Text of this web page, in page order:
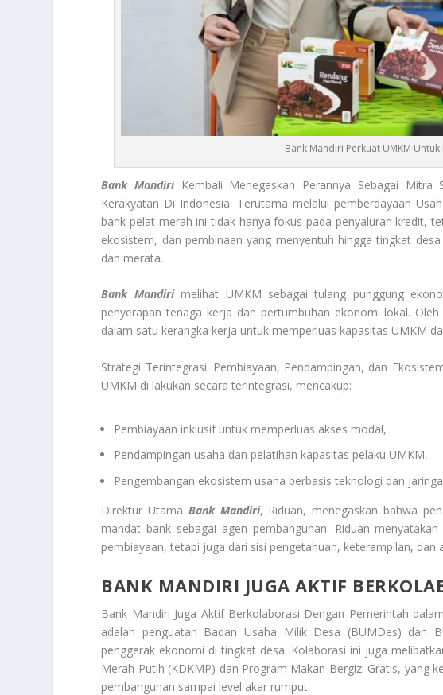
Bank Mandiri Perkuat UMKM
Bank MandiriKembali Menegaskan Perannya Sebagai Mitra
Kerakyatan Di Indonesia. Terutama melalui pemberdayaan
bank pelat merah ini tidak hanya fokus pada penyaluran kredit,
ekosistem, dan pembinaan yang menyentuh hingga tingkat
dan merata.
Bank Mandirimelihat UMKM sebagai tulang punggung
penyerapan tenaga kerja dan pertumbuhan ekonomi lokal.
dalam satu kerangka kerja untuk memperluas kapasitas UMKM
Strategi Terintegrasi: Pembiayaan, Pendampingan, dan
UMKM di lakukan secara terintegrasi, mencakup:
Pembiayaan inklusif untuk memperluas akses modal,
Pendampingan usaha dan pelatihan kapasitas pelaku UMKM,
Pengembangan ekosistem usaha berbasis teknologi dan
Direktur Utama Bank Mandiri, Riduan, menegaskan bahwa
mandat bank sebagai agen pembangunan. Riduan
pembiayaan, tetapi juga dari sisi pengetahuan, keterampilan, dan
BANK MANDIRI JUGA AKTIF
Bank Mandiri Juga Aktif Berkolaborasi Dengan Pemerintah
adalah penguatan Badan Usaha Milik Desa (BUMDes) dan
penggerak ekonomi di tingkat desa. Kolaborasi ini juga
Merah Putih (KDKMP) dan Program Makan Bergizi Gratis, yang
pembangunan sampai level akar rumput.